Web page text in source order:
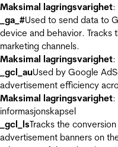
Maksimal lagringsvarighet:
_ga_#Used to send data to
device and behavior. Tracks
marketing channels.
Maksimal lagringsvarighet:
_gcl_auUsed by Google
advertisement efficiency
Maksimal lagringsvarighet:
informasjonskapsel
_gcl_lsTracks the
advertisement banners on